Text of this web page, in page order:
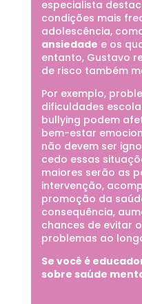
especialista
condições mais
adolescência,
ansiedade e os
entanto, Gustavo
de risco também
Por exemplo,
dificuldades
bullying podem
bem-estar
não devem ser
cedo essas
maiores serão as
intervenção,
promoção da
consequência,
chances de evitar
problemas ao
Se você é
sobre saúde